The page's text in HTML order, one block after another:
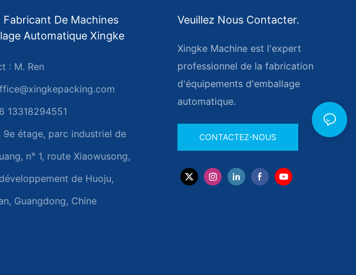
De Machines
Automatique Xingke
: M. Ren
13318294551
9e étage, parc industriel de
n° 1, route Xiaowusong,
de Huoju,
Guangdong, Chine
Veuillez Nous Contacter.
Xingke Machine est l'expert
professionnel de la fabrication
d'équipements d'emballage
automatique.
CONTACTEZ-NOUS